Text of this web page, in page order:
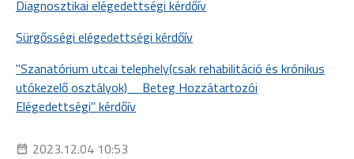
Diagnosztikai elégedettségi kérdőív
Sürgősségi elégedettségi kérdőív
"Szanatórium utcai telephely(csak rehabilitáció és krónikus
utókezelő osztályok) _ Beteg Hozzátartozói
Elégedettségi" kérdőív
2023.12.04 10:53